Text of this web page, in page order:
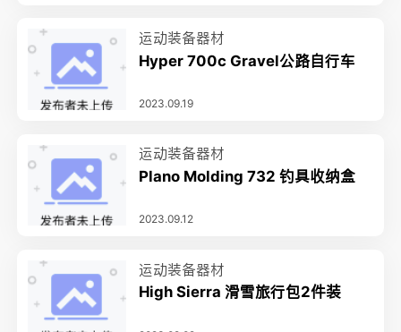
运动装备器材
Hyper 700c Gravel公路自行车
2023.09.19
运动装备器材
Plano Molding 732 钓具收纳盒
2023.09.12
运动装备器材
High Sierra 滑雪旅行包2件装